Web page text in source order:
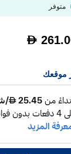
متوفر
D
موقعك